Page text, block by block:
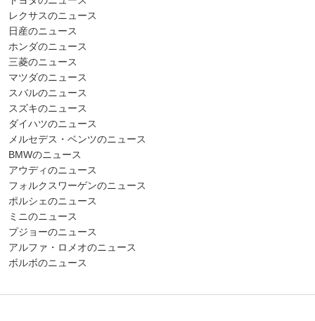
レクサスのニュース
日産のニュース
ホンダのニュース
三菱のニュース
マツダのニュース
スバルのニュース
スズキのニュース
ダイハツのニュース
メルセデス・ベンツのニュース
BMWのニュース
アウディのニュース
フォルクスワーゲンのニュース
ポルシェのニュース
ミニのニュース
プジョーのニュース
アルファ・ロメオのニュース
ボルボのニュース